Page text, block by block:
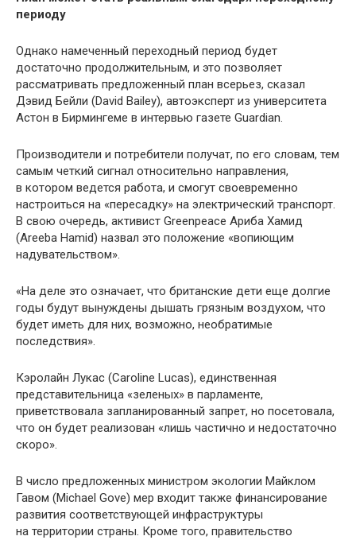
периоду
Однако намеченный переходный период будет
достаточно продолжительным, и это позволяет
рассматривать предложенный план всерьез, сказал
Дэвид Бейли (David Bailey), автоэксперт из университета
Астон в Бирмингеме в интервью газете Guardian.
Производители и потребители получат, по его словам, тем
самым четкий сигнал относительно направления,
в котором ведется работа, и смогут своевременно
настроиться на «пересадку» на электрический транспорт.
В свою очередь, активист Greenpeace Ариба Хамид
(Areeba Hamid) назвал это положение «вопиющим
надувательством».
«На деле это означает, что британские дети еще долгие
годы будут вынуждены дышать грязным воздухом, что
будет иметь для них, возможно, необратимые
последствия».
Кэролайн Лукас (Caroline Lucas), единственная
представительница «зеленых» в парламенте,
приветствовала запланированный запрет, но посетовала,
что он будет реализован «лишь частично и недостаточно
скоро».
В число предложенных министром экологии Майклом
Гавом (Michael Gove) мер входит также финансирование
развития соответствующей инфраструктуры
на территории страны. Кроме того, правительство